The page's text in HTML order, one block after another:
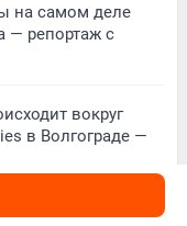
на самом деле
— репортаж с
вокруг
в Волгограде —
всё это?»: